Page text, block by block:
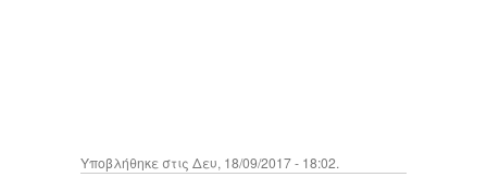
Υποβλήθηκε στις Δευ, 18/09/2017 - 18:02.